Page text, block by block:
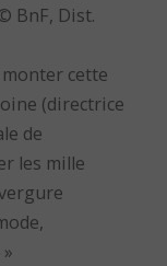
BnF, Dist.
cette
(directrice
de
les mille